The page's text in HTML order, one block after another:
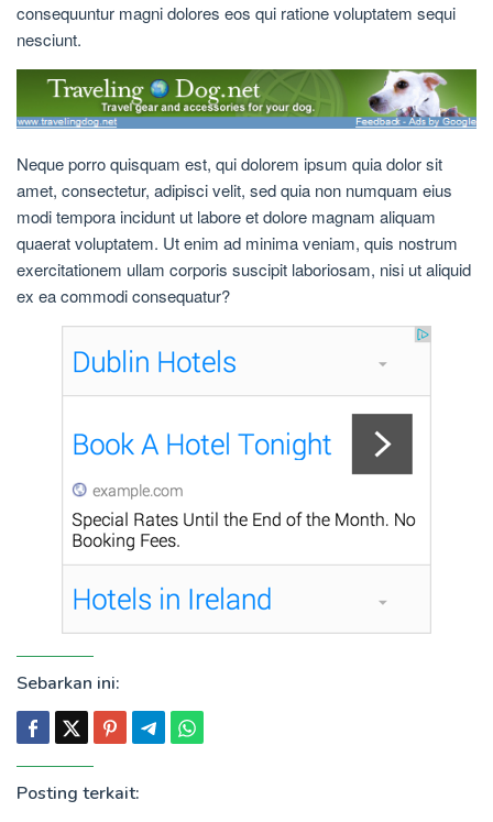
consequuntur magni dolores eos qui ratione voluptatem sequi
nesciunt.
Neque porro quisquam est, qui dolorem ipsum quia dolor sit
amet, consectetur, adipisci velit, sed quia non numquam eius
modi tempora incidunt ut labore et dolore magnam aliquam
quaerat voluptatem. Ut enim ad minima veniam, quis nostrum
exercitationem ullam corporis suscipit laboriosam, nisi ut aliquid
ex ea commodi consequatur?
Sebarkan ini:
Posting terkait: